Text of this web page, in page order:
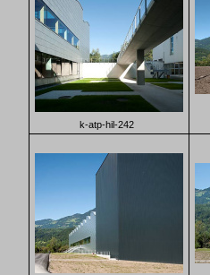
k-atp-hil-242